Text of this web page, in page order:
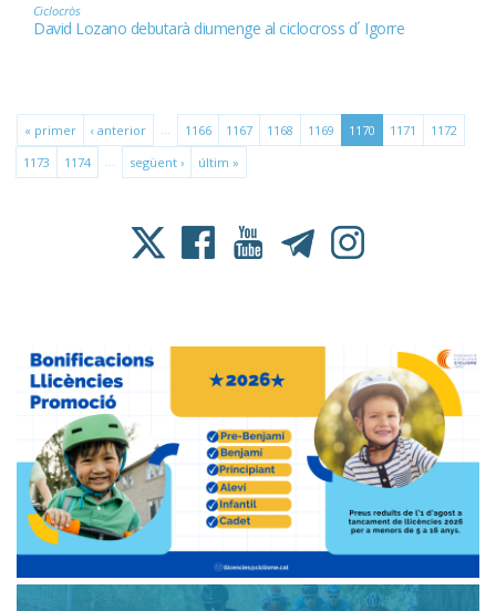
Ciclocròs
David Lozano debutarà diumenge al ciclocross d´ Igorre
« primer ‹ anterior 1166 1167 1168 1169 1170 1171
1172
1173
1174 següent › últim »